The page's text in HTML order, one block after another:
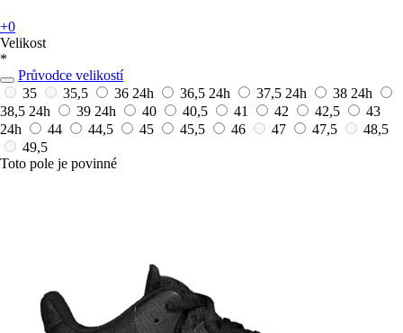
+0
Velikost
*
Průvodce velikostí
35
35,5 36 24h 36,5 24h 37,5 24h 38 24h
38,5 24h 39 24h 40 40,5 41 42 42,5
43
24h
44 44,5 45 45,5 46 47 47,5
48,5
49,5
Toto pole je povinné